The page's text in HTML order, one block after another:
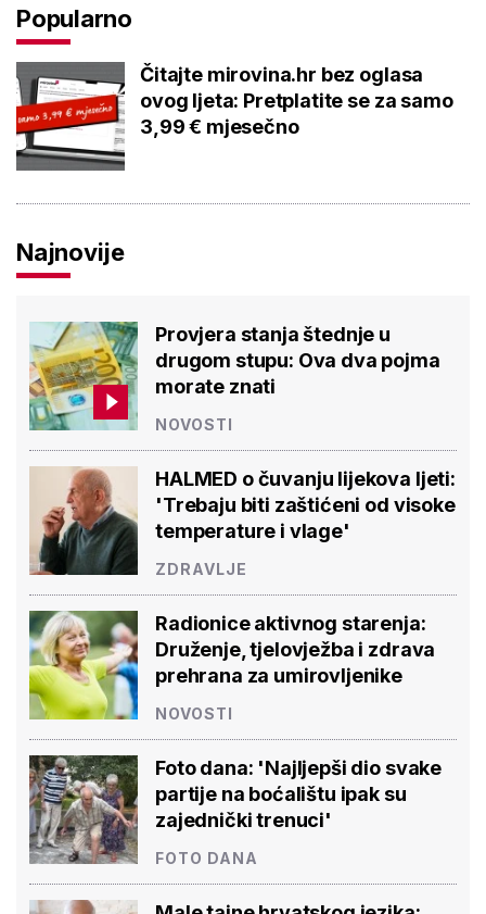
Popularno
Čitajte mirovina.hr bez oglasa
ovog ljeta: Pretplatite se za samo
3,99 € mjesečno
Najnovije
Provjera stanja štednje u
drugom stupu: Ova dva pojma
morate znati
NOVOSTI
HALMED o čuvanju lijekova ljeti:
'Trebaju biti zaštićeni od visoke
temperature i vlage'
ZDRAVLJE
Radionice aktivnog starenja:
Druženje, tjelovježba i zdrava
prehrana za umirovljenike
NOVOSTI
Foto dana: 'Najljepši dio svake
partije na boćalištu ipak su
zajednički trenuci'
FOTO DANA